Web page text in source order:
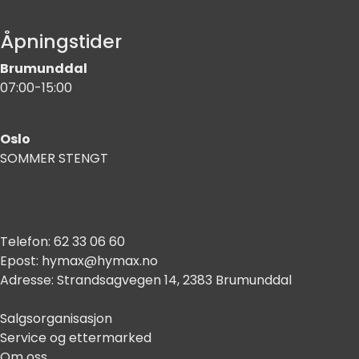
Åpningstider
Brumunddal
07:00-15:00
Oslo
SOMMER STENGT
Telefon: 62 33 06 60
Epost: hymax@hymax.no
Adresse: Strandsagvegen 14, 2383 Brumunddal
Salgsorganisasjon
Service og ettermarked